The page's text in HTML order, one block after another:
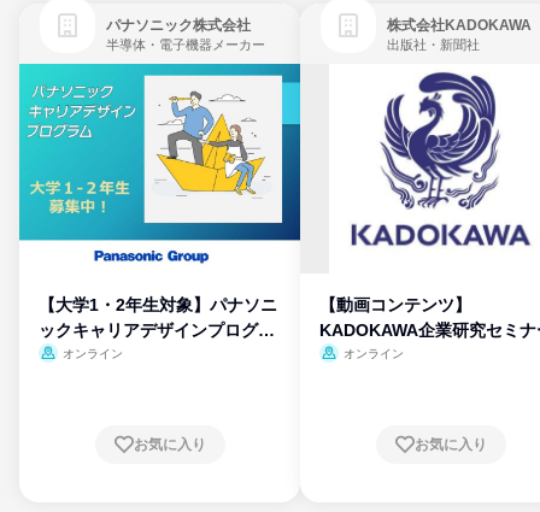
パナソニック株式会社
半導体・電子機器メーカー
【大学1・2年生対象】パナソニ
ックキャリアデザインプログラ
ム
オンライン
お気に入り
株式会社KADOKAWA
出版社・新聞社
【動画コンテンツ】
KADOKAWA企業研究セミナ
オンライン
お気に入り